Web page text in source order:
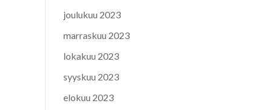
joulukuu 2023
marraskuu 2023
lokakuu 2023
syyskuu 2023
elokuu 2023